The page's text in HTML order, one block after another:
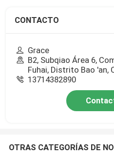
CONTACTO
Grace
B2, Subqiao Área 6,
Fuhai, Distrito Bao 'an,
13714382890
OTRAS CATEGORÍAS DE